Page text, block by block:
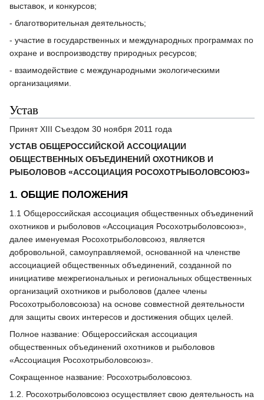
выставок, и конкурсов;
- благотворительная деятельность;
- участие в государственных и международных программах по
охране и воспроизводству природных ресурсов;
- взаимодействие с международными экологическими
организациями.
Устав
Принят XIII Съездом 30 ноября 2011 года
УСТАВ ОБЩЕРОССИЙСКОЙ АССОЦИАЦИИ
ОБЩЕСТВЕННЫХ ОБЪЕДИНЕНИЙ ОХОТНИКОВ И
РЫБОЛОВОВ «АССОЦИАЦИЯ РОСОХОТРЫБОЛОВСОЮЗ»
1. ОБЩИЕ ПОЛОЖЕНИЯ
1.1 Общероссийская ассоциация общественных объединений
охотников и рыболовов «Ассоциация Росохотрыболовсоюз»,
далее именуемая Росохотрыболовсоюз, является
добровольной, самоуправляемой, основанной на членстве
ассоциацией общественных объединений, созданной по
инициативе межрегиональных и региональных общественных
организаций охотников и рыболовов (далее члены
Росохотрыболовсоюза) на основе совместной деятельности
для защиты своих интересов и достижения общих целей.
Полное название: Общероссийская ассоциация
общественных объединений охотников и рыболовов
«Ассоциация Росохотрыболовсоюз».
Сокращенное название: Росохотрыболовсоюз.
1.2. Росохотрыболовсоюз осуществляет свою деятельность на